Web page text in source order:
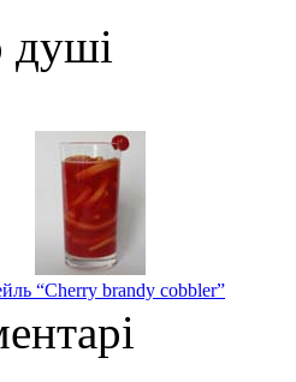
душі
“Cherry brandy cobbler”